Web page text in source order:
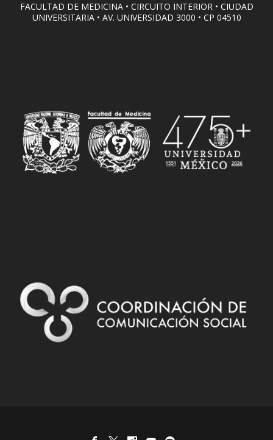
FACULTAD DE MEDICINA • CIRCUITO INTERIOR • CIUDAD
UNIVERSITARIA • AV. UNIVERSIDAD 3000 • CP 04510